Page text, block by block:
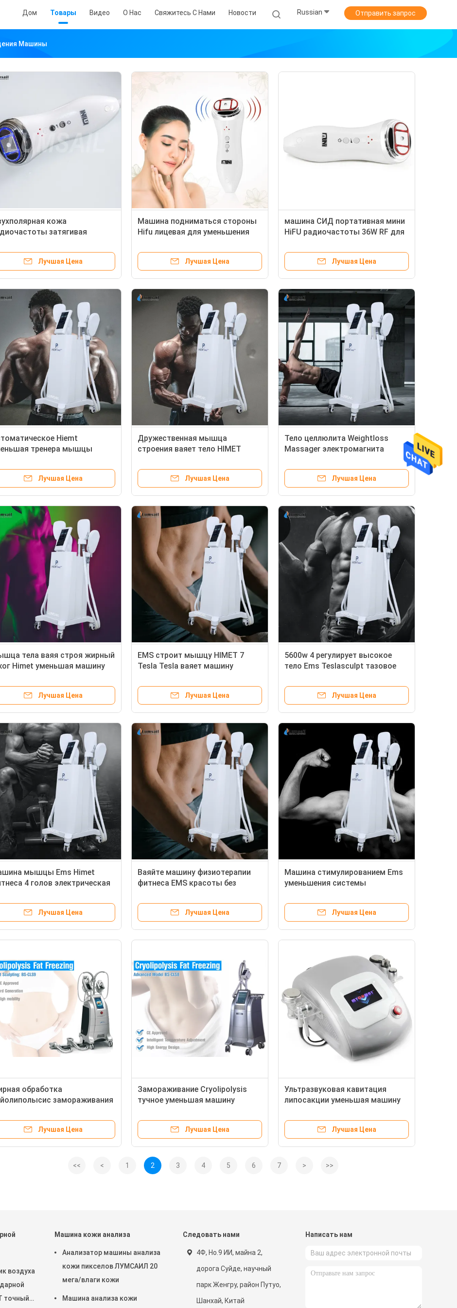
Дом Товары Видео О Нас Свяжитесь С Нами Новости Russian Отправить запрос
Машины
кожа
затягивая
Hifu
Лучшая Цена
Машина подниматься стороны
Hifu лицевая для уменьшения
для применения обложки к
затягивать
Лучшая Цена
машина СИД портативная мини
HiFU радиочастоты 36W RF для
Лучшая Цена
Hiemt
тренера мышцы
Лучшая Цена
Дружественная мышца
строения ваяет тело HIMET
Лучшая Цена
Тело целлюлита Weightloss
Massager электромагнита
уменьшая машину
Лучшая Цена
тела ваяя строя жирный
Himet уменьшая машину
Лучшая Цена
EMS строит мышцу HIMET 7
Tesla Tesla ваяет машину
Лучшая Цена
5600w 4 регулирует высокое
тело Ems Teslasculpt тазовое
уменьшая машину
Лучшая Цена
мышцы Ems Himet
4 голов электрическая
Лучшая Цена
Ваяйте машину физиотерапии
фитнеса EMS красоты без
Лучшая Цена
Машина стимулированием Ems
уменьшения системы
жирная
Лучшая Цена
обработка
замораживания
Лучшая Цена
Замораживание Cryolipolysis
тучное уменьшая машину
Лучшая Цена
Ультразвуковая кавитация
липосакции уменьшая машину
Лучшая Цена
<< < 1 2 3 4 5 6 7 > >>
воздуха
точный
Машина кожи анализа
Анализатор машины анализа
кожи пикселов ЛУМСАИЛ 20
мега/влаги кожи
Машина анализа кожи
Следовать нами
4Ф, Но.9 ИИ, майна 2,
дорога Суйде, научный
парк Женгру, район Путуо,
Шанхай, Китай
Написать нам